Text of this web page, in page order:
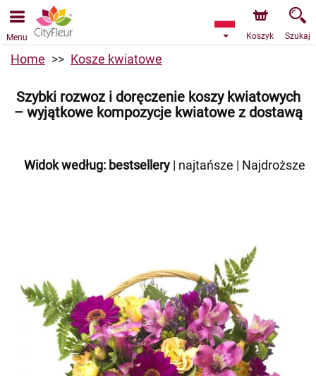
Przyjmujemy zamówienia za pośrednictwem naszego
sklepu internetowego. Najbliższy możliwy termin dostawy
to 09.08.2026 z powodu urlopu.
Menu Koszyk Szukaj
Home Kosze kwiatowe
Szybki rozwoz i doręczenie koszy kwiatowych
– wyjątkowe kompozycje kwiatowe z dostawą
Widok według: bestsellery | najtańsze | Najdroższe